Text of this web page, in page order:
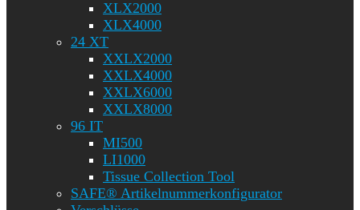
XLX2000
XLX4000
24 XT
XXLX2000
XXLX4000
XXLX6000
XXLX8000
96 IT
MI500
LI1000
Tissue Collection Tool
SAFE® Artikelnummerkonfigurator